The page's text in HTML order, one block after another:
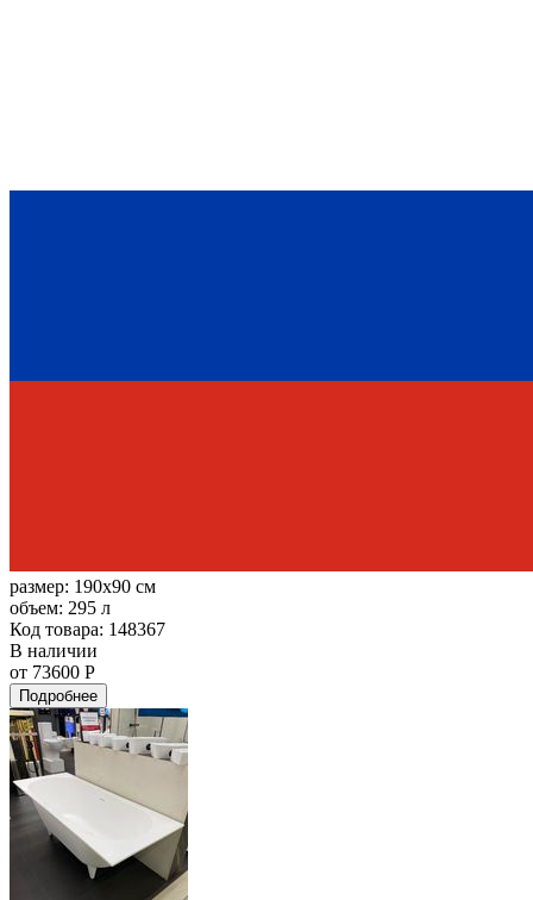
размер: 190x90 см
объем: 295 л
Код товара: 148367
В наличии
от 73600 Р
Подробнее